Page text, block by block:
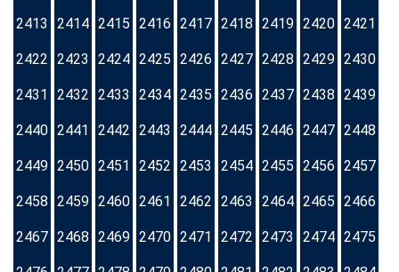
2413 2414 2415 2416 2417 2418 2419 2420 2421
2422 2423 2424 2425 2426 2427 2428 2429 2430
2431 2432 2433 2434 2435 2436 2437 2438 2439
2440 2441 2442 2443 2444 2445 2446 2447 2448
2449 2450 2451 2452 2453 2454 2455 2456 2457
2458 2459 2460 2461 2462 2463 2464 2465 2466
2467 2468 2469 2470 2471 2472 2473 2474 2475